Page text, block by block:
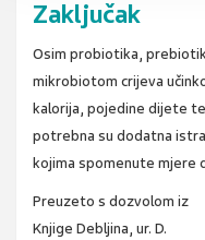
Zaključak
Osim probiotika,
mikrobiotom crijeva
kalorija, pojedine dijete
potrebna su dodatna
kojima spomenute mjere
Preuzeto s dozvolom iz
Knjige Debljina, ur. D.